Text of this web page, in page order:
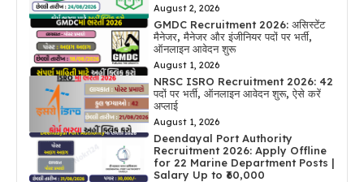
August 2, 2026
GMDC Recruitment 2026: असिस्टेंट
मैनेजर, मैनेजर और इंजीनियर पदों पर भर्ती,
ऑनलाइन आवेदन शुरू
August 1, 2026
NRSC ISRO Recruitment 2026: 42
पदों पर भर्ती, ऑनलाइन आवेदन शुरू, ऐसे करें
अप्लाई
August 1, 2026
Deendayal Port Authority
Recruitment 2026: Apply Offline
for 22 Marine Department Posts |
Salary Up to ₹60,000